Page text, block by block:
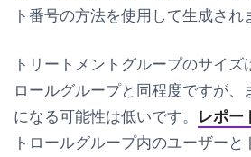
ト番号の方法を使用して生成され
トリートメントグループのサイズ
ロールグループと同程度ですが
になる可能性は低いです。 レポー
トロールグループ内のユーザー